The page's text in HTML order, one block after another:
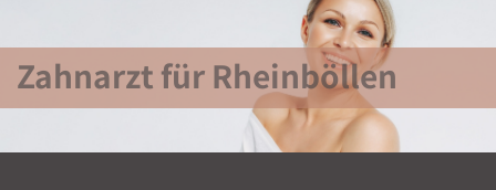
Zahnarzt für Rheinböllen